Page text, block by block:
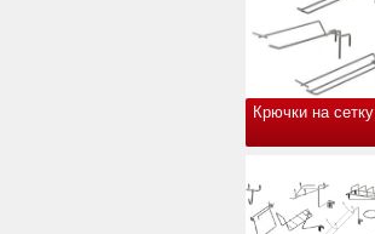
Крючки на сетку